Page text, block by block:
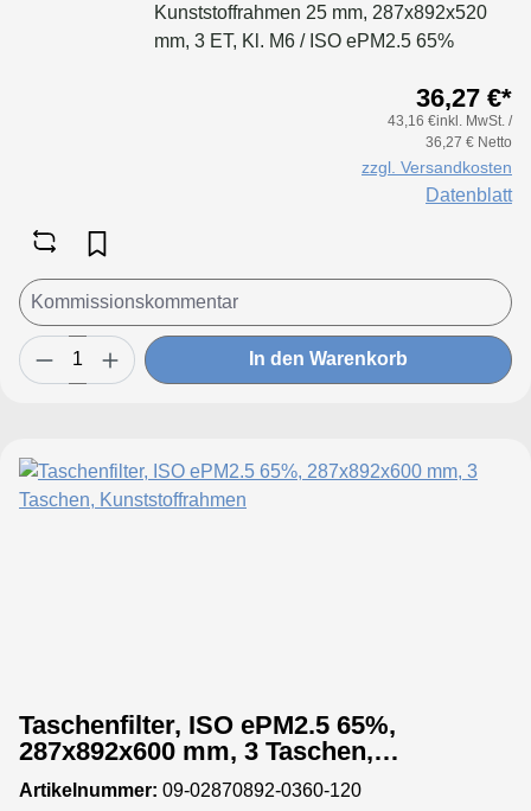
Kunststoffrahmen 25 mm, 287x892x520
mm, 3 ET, Kl. M6 / ISO ePM2.5 65%
36,27 €*
43,16 €inkl. MwSt. /
36,27 € Netto
zzgl. Versandkosten
Datenblatt
In den Warenkorb
Taschenfilter, ISO ePM2.5 65%,
287x892x600 mm, 3 Taschen,
Kunststoffrahmen
Artikelnummer: 09-02870892-0360-120